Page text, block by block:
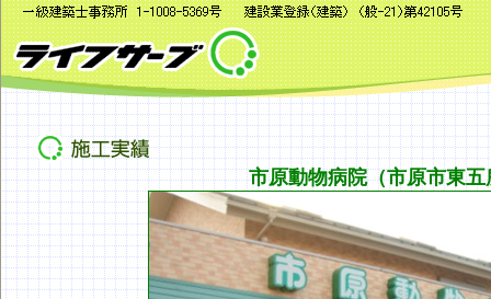
市原動物病院（市原市東五